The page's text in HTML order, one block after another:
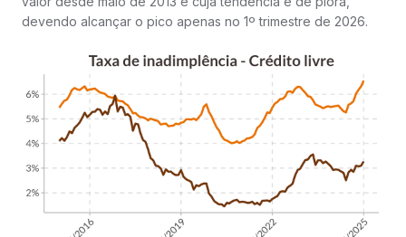
devendo alcançar o pico apenas no 1º trimestre de 2026.